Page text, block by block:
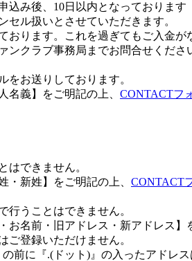
み後、10日以内となっております
ル扱いとさせていただきます。
ります。これを過ぎてもご入金が
クラブ事務局までお問合せくださ
をお送りしております。
名義】をご明記の上、 CONTACTフ
はできません。
・新姓】をご明記の上、 CONTACT
行うことはできません。
名前・旧アドレス・新アドレス】
ご登録いただけません。
前に『.(ドット)』の入ったアド